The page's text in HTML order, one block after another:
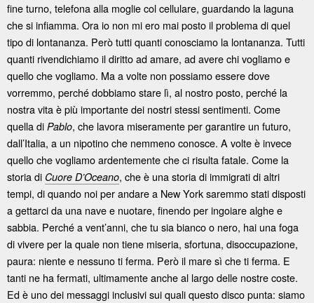
fine turno, telefona alla moglie col cellulare, guardando la laguna
che si infiamma. Ora io non mi ero mai posto il problema di quel
tipo di lontananza. Però tutti quanti conosciamo la lontananza. Tutti
quanti rivendichiamo il diritto ad amare, ad avere chi vogliamo e
quello che vogliamo. Ma a volte non possiamo essere dove
vorremmo, perché dobbiamo stare lì, al nostro posto, perché la
nostra vita è più importante dei nostri stessi sentimenti. Come
quella di Pablo, che lavora miseramente per garantire un futuro,
dall’Italia, a un nipotino che nemmeno conosce. A volte è invece
quello che vogliamo ardentemente che ci risulta fatale. Come la
storia di Cuore D’Oceano, che è una storia di immigrati di altri
tempi, di quando noi per andare a New York saremmo stati disposti
a gettarci da una nave e nuotare, finendo per ingoiare alghe e
sabbia. Perché a vent’anni, che tu sia bianco o nero, hai una foga
di vivere per la quale non tiene miseria, sfortuna, disoccupazione,
paura: niente e nessuno ti ferma. Però il mare sì che ti ferma. E
tanti ne ha fermati, ultimamente anche al largo delle nostre coste.
Ed è uno dei messaggi inclusivi sui quali questo disco punta: siamo